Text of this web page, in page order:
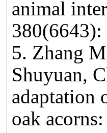
animal
5. Zhang
Shuyuan,
adaptation
oak